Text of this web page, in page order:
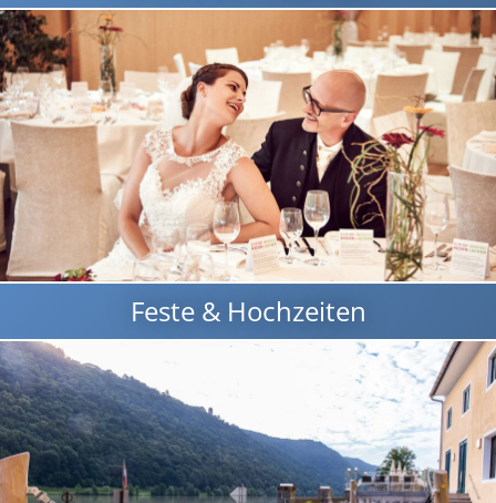
Feste & Hochzeiten